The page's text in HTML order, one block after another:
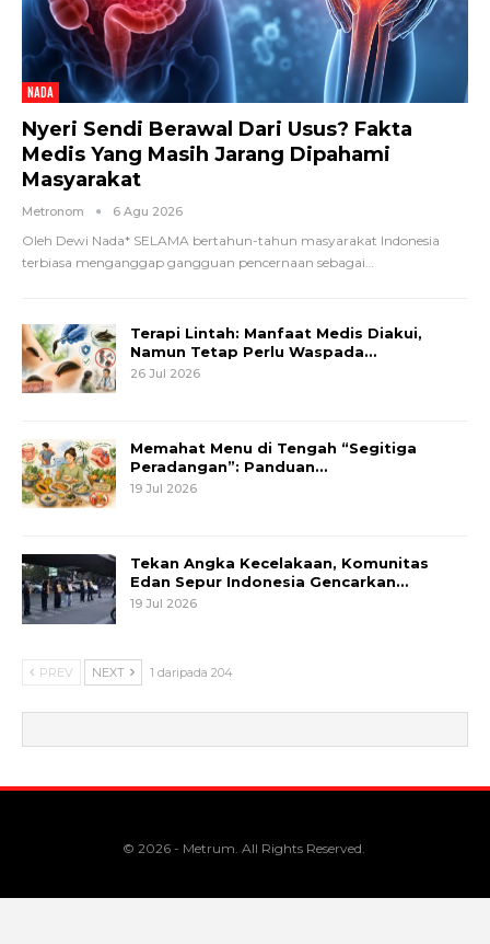
NADA
Nyeri Sendi Berawal Dari Usus? Fakta
Medis Yang Masih Jarang Dipahami
Masyarakat
Metronom 6 Agu 2026
Oleh Dewi Nada* SELAMA bertahun-tahun masyarakat Indonesia
terbiasa menganggap gangguan pencernaan sebagai
Terapi Lintah: Manfaat Medis Diakui,
Namun Tetap Perlu Waspada…
26 Jul 2026
Memahat Menu di Tengah “Segitiga
Peradangan”: Panduan…
19 Jul 2026
Tekan Angka Kecelakaan, Komunitas
Edan Sepur Indonesia Gencarkan…
19 Jul 2026
PREV NEXT 1 daripada 204
© 2026 - Metrum. All Rights Reserved.